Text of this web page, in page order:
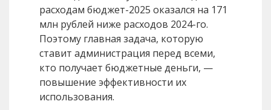
расходам бюджет-2025 оказался на 171
млн рублей ниже расходов 2024-го.
Поэтому главная задача, которую
ставит администрация перед всеми,
кто получает бюджетные деньги, —
повышение эффективности их
использования.